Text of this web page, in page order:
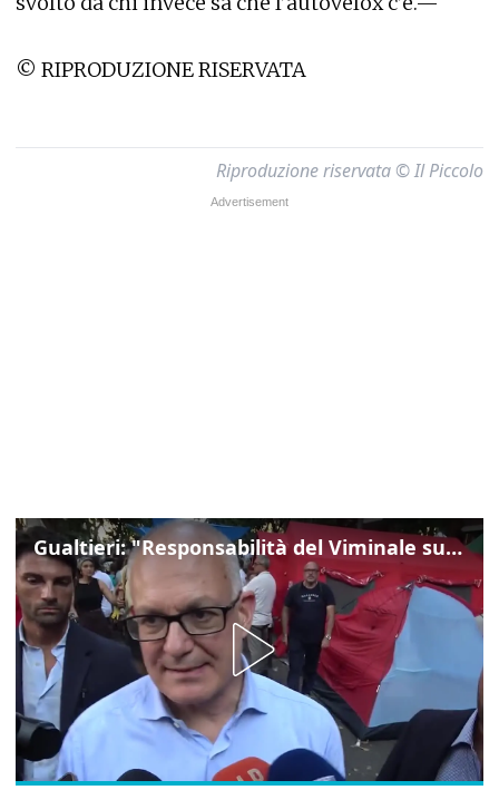
© RIPRODUZIONE RISERVATA
Riproduzione riservata © Il Piccolo
Gualtieri: "Responsabilità del Viminale su Spin Time? La posizione dei partiti è nota"